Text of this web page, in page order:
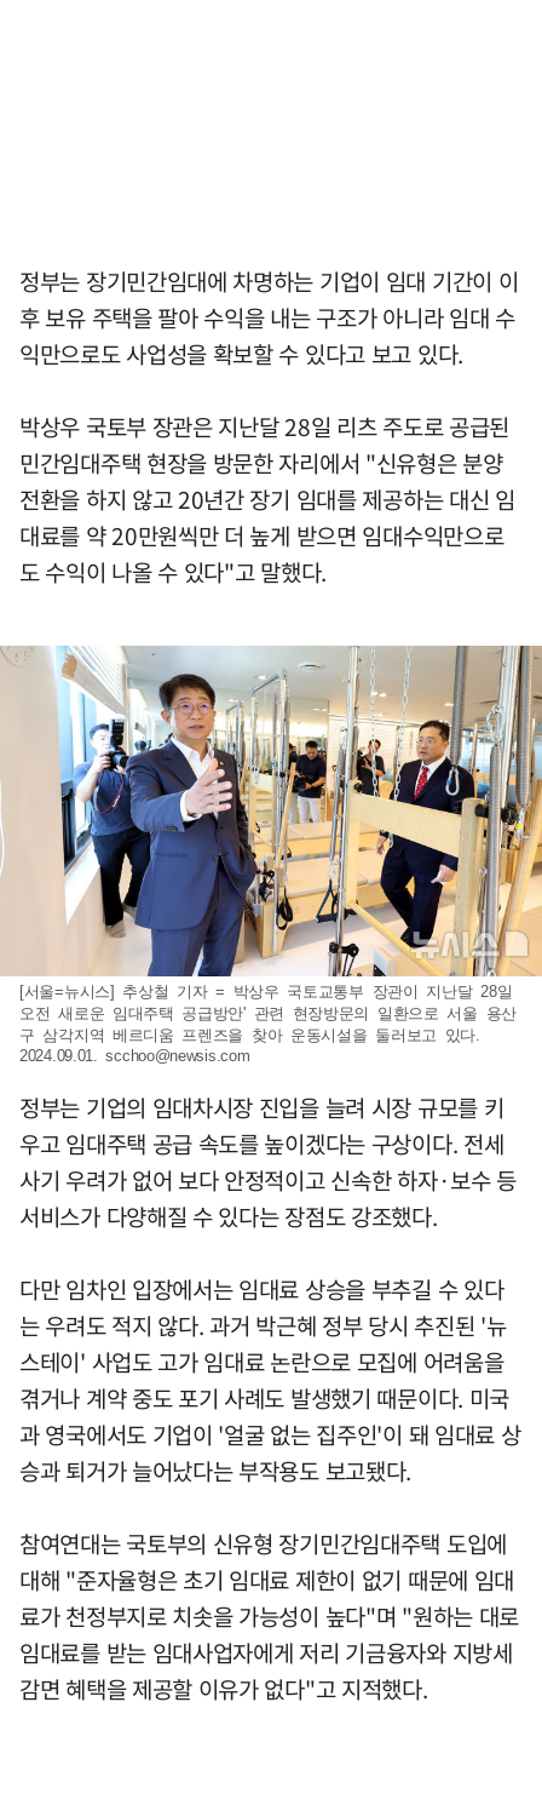
정부는 장기민간임대에 차명하는 기업이 임대 기간이 이
후 보유 주택을 팔아 수익을 내는 구조가 아니라 임대 수
익만으로도 사업성을 확보할 수 있다고 보고 있다.
박상우 국토부 장관은 지난달 28일 리츠 주도로 공급된
민간임대주택 현장을 방문한 자리에서 "신유형은 분양
전환을 하지 않고 20년간 장기 임대를 제공하는 대신 임
대료를 약 20만원씩만 더 높게 받으면 임대수익만으로
도 수익이 나올 수 있다"고 말했다.
[서울=뉴시스] 추상철 기자 = 박상우 국토교통부 장관이 지난달 28일
오전 새로운 임대주택 공급방안' 관련 현장방문의 일환으로 서울 용산
구 삼각지역 베르디움 프렌즈을 찾아 운동시설을 둘러보고 있다.
2024.09.01.scchoo@newsis.com
정부는 기업의 임대차시장 진입을 늘려 시장 규모를 키
우고 임대주택 공급 속도를 높이겠다는 구상이다. 전세
사기 우려가 없어 보다 안정적이고 신속한 하자·보수 등
서비스가 다양해질 수 있다는 장점도 강조했다.
다만 임차인 입장에서는 임대료 상승을 부추길 수 있다
는 우려도 적지 않다. 과거 박근혜 정부 당시 추진된 '뉴
스테이' 사업도 고가 임대료 논란으로 모집에 어려움을
겪거나 계약 중도 포기 사례도 발생했기 때문이다. 미국
과 영국에서도 기업이 '얼굴 없는 집주인'이 돼 임대료 상
승과 퇴거가 늘어났다는 부작용도 보고됐다.
참여연대는 국토부의 신유형 장기민간임대주택 도입에
대해 "준자율형은 초기 임대료 제한이 없기 때문에 임대
료가 천정부지로 치솟을 가능성이 높다"며 "원하는 대로
임대료를 받는 임대사업자에게 저리 기금융자와 지방세
감면 혜택을 제공할 이유가 없다"고 지적했다.